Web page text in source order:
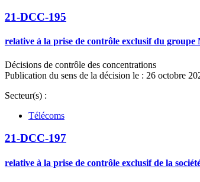
21-DCC-195
relative à la prise de contrôle exclusif du
Décisions de contrôle des concentrations
Publication du sens de la décision le : 26 octobre
Secteur(s) :
Télécoms
21-DCC-197
relative à la prise de contrôle exclusif de la